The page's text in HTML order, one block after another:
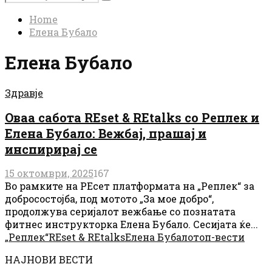
for:
Search
Home
Елена Бубало
Елена Бубало
Здравје
Оваа сабота REset & REtalks со Реплек и
Елена Бубало: Вежбај, прашај и
инспирирај се
15 октомври, 2025167
Во рамките на РЕсет платформата на „Реплек“ за
добросостојба, под мотото „За мое добро“,
продолжува серијалот вежбање со познатата
фитнес инструкторка Елена Бубало. Сесијата ќе...
„Реплек“REset & REtalksЕлена Бубалотоп-вести
НАЈНОВИ ВЕСТИ